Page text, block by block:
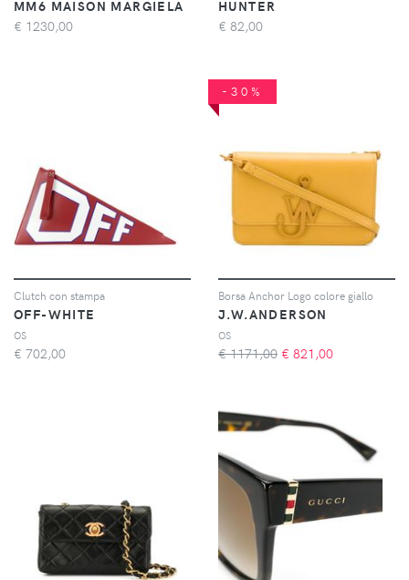
MM6 MAISON MARGIELA
€ 1230,00
HUNTER
€ 82,00
Clutch con stampa
OFF-WHITE
OS
€ 702,00
-30%
Borsa Anchor Logo colore giallo
J.W.ANDERSON
OS
€ 1171,00 € 821,00